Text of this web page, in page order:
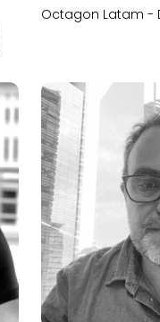
Octagon Latam -